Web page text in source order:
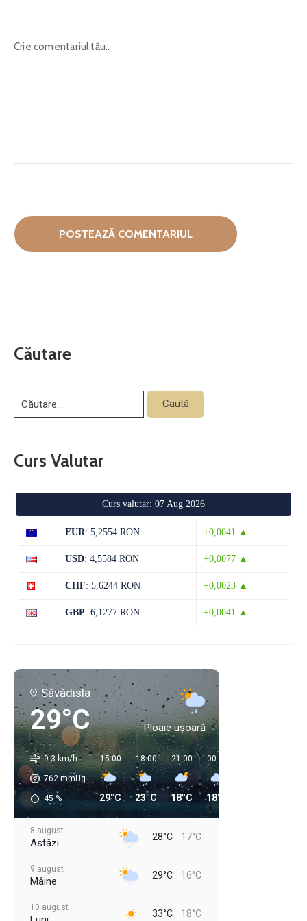
Căutare
Curs Valutar
Curs valutar: 07 Aug 2026
EUR: 5,2554 RON +0,0041 ▲
USD: 4,5584 RON +0,0077 ▲
CHF: 5,6244 RON +0,0023 ▲
GBP: 6,1277 RON +0,0041 ▲
Săvădisla
29°C Ploaie ușoară
9.3 km/h
762mmHg
45 %
15:00
29°C
18:00
23°C
21:00
18°C
00:00
18°C
8 august
Astăzi 28°C 17°C
9 august
Mâine 29°C 16°C
10 august
33°C 18°C